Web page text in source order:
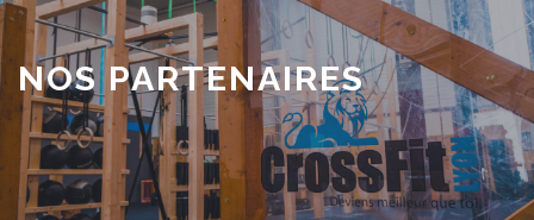
NOS PARTENAIRES